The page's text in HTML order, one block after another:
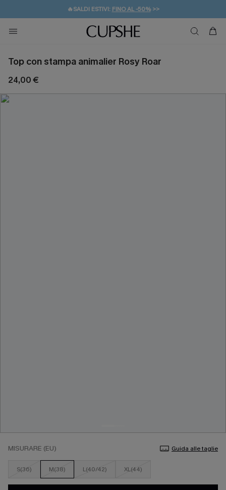
🔥SALDI ESTIVI: FINO AL -50%>>
🚚SPEDIZIONE GRATUITA DA 49€
💌REGALO PER I NUOVI: 20% DI SCONTO*
Top con stampa animalier Rosy Roar
24,00 €
MISURARE (EU) Guida alle taglie
S(36) M(38) L(40/42) XL(44)